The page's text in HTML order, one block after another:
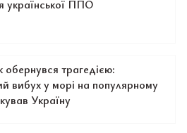
української ППО
обернувся трагедією:
вибух у морі на популярному
Україну